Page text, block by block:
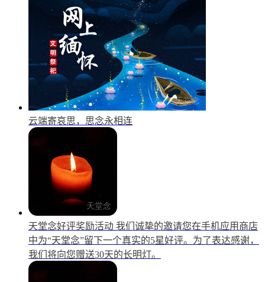
云端寄哀思，思念永相连
天堂念好评奖励活动 我们诚挚的邀请您在手机应用商店
中为“天堂念”留下一个真实的5星好评。为了表达感谢，
我们将向您赠送30天的长明灯。